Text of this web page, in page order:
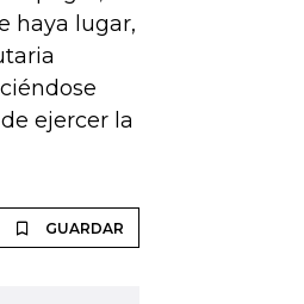
haya lugar,
ejercer la
GUARDAR